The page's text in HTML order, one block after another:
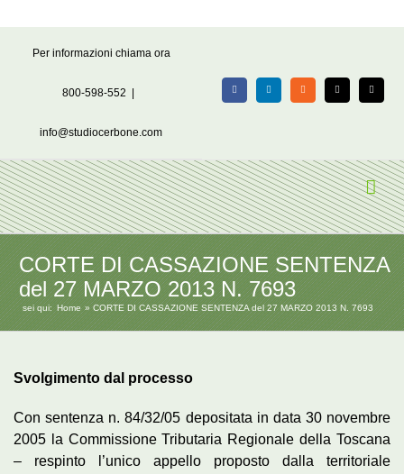
Per informazioni chiama ora
800-598-552
info@studiocerbone.com
FacebookLinkedIn Rss X Email
CORTE DI CASSAZIONE SENTENZA
del 27 MARZO 2013 N. 7693
sei qui: Home CORTE DI CASSAZIONE SENTENZA del 27 MARZO 2013 N. 7693
Svolgimento dal processo
Con sentenza n. 84/32/05 depositata in data 30 novembre
2005 la Commissione Tributaria Regionale della Toscana
– respinto l’unico appello proposto dalla territoriale